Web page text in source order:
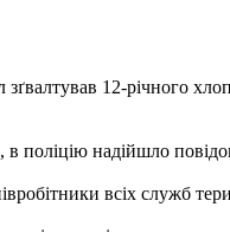
12-річного
поліцію надійшло
всіх служб